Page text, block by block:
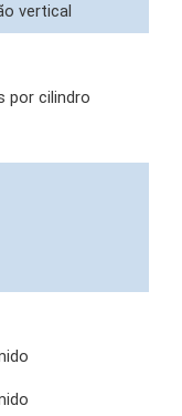
vertical
por cilindro